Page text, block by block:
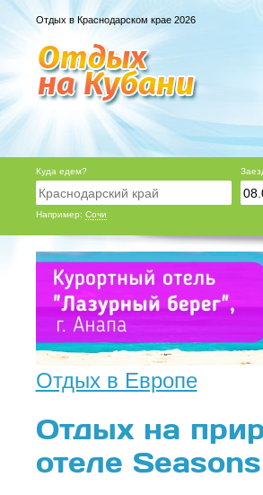
Отдых в Краснодарском крае 2026
Куда едем?
Например: Сочи
Отдых в Европе
Отдых на
отеле